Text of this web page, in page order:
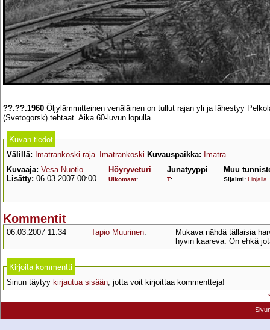
??.??.1960 Öljylämmitteinen venäläinen on tullut rajan yli ja lähestyy
(Svetogorsk) tehtaat. Aika 60-luvun lopulla.
Kuvan tiedot
Välillä: Imatrankoski-raja–Imatrankoski Kuvauspaikka: Imatra
Kuvaaja: Vesa Nuotio
Lisätty: 06.03.2007 00:00
Höyryveturi
Ulkomaat:
Junatyyppi
T:
Muu
Sijainti: Linjalla
Kommentit
06.03.2007 11:34 Tapio Muurinen:
Mukava nähdä tällaisia
hyvin kaareva. On ehkä
Kirjoita kommentti
Sinun täytyy kirjautua sisään, jotta voit kirjoittaa kommentteja!